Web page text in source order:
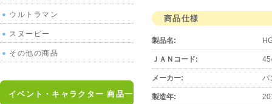
商品仕様
製品名:
ＪＡＮコード:
メーカー: バ
製造年:
ウルトラマン
スヌーピー
その他の商品
イベント・キャラクター 商品一覧